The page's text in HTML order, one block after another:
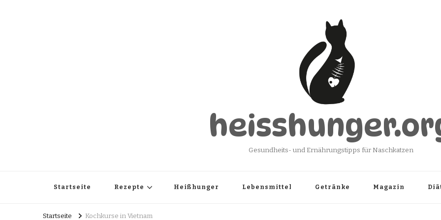
Gesundheits- und Ernährungstipps für Naschkatzen
Startseite Rezepte Heißhunger Lebensmittel Getränke Magazin
Startseite Kochkurse in Vietnam